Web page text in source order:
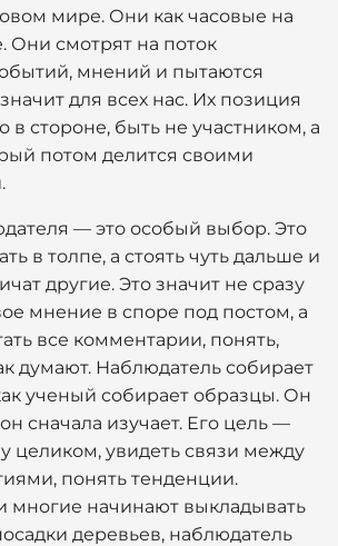
мире. Они как часовые на
Они смотрят на поток
мнений и пытаются
для всех нас. Их позиция
стороне, быть не участником, а
потом делится своими
— это особый выбор. Это
в толпе, а стоять чуть дальше и
другие. Это значит не сразу
мнение в споре под постом, а
все комментарии, понять,
думают. Наблюдатель собирает
ученый собирает образцы. Он
сначала изучает. Его цель —
целиком, увидеть связи между
понять тенденции.
многие начинают выкладывать
деревьев, наблюдатель